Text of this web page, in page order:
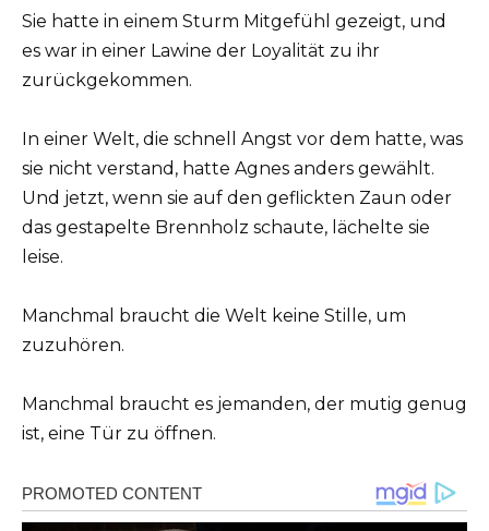
Sie hatte in einem Sturm Mitgefühl gezeigt, und
es war in einer Lawine der Loyalität zu ihr
zurückgekommen.
In einer Welt, die schnell Angst vor dem hatte, was
sie nicht verstand, hatte Agnes anders gewählt.
Und jetzt, wenn sie auf den geflickten Zaun oder
das gestapelte Brennholz schaute, lächelte sie
leise.
Manchmal braucht die Welt keine Stille, um
zuzuhören.
Manchmal braucht es jemanden, der mutig genug
ist, eine Tür zu öffnen.